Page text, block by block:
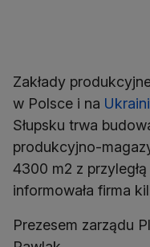
Zakłady
w Polsce i na
Słupsku trwa
produkcyjno-
4300 m2 z
informowała firma
Prezesem zarządu